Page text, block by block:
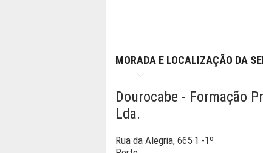
MORADA E LOCALIZAÇÃO DA
Dourocabe - Formação
Lda.
Rua da Alegria, 665 1 -1º